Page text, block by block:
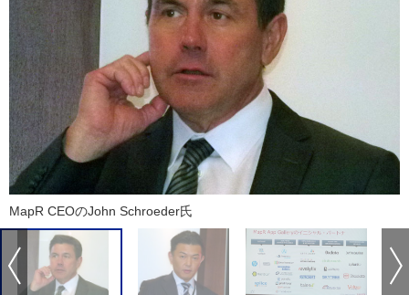
MapR CEOのJohn Schroeder氏